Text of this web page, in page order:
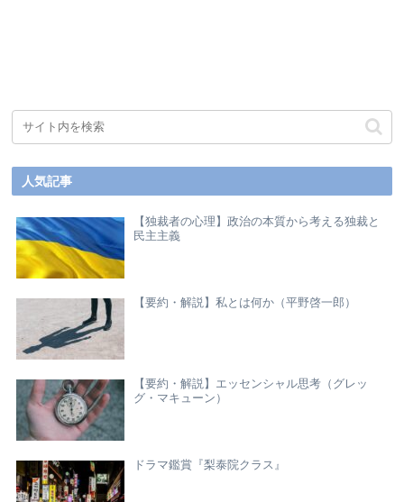
人気記事
【独裁者の心理】政治の本質から考える独裁と
民主主義
【要約・解説】私とは何か（平野啓一郎）
【要約・解説】エッセンシャル思考（グレッ
グ・マキューン）
ドラマ鑑賞『梨泰院クラス』